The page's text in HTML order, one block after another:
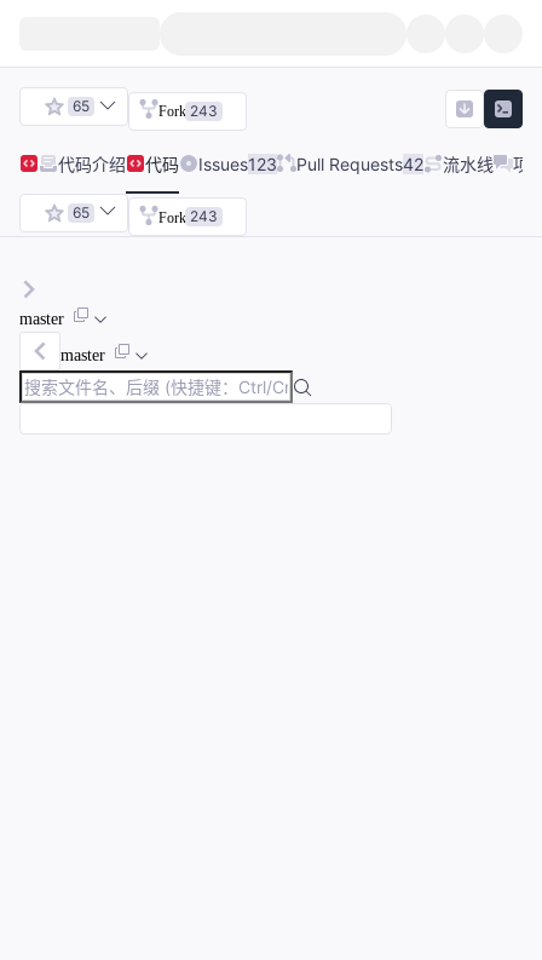
65 Fork 243
代码介绍 代码 Issues123 Pull Requests42 流水线 项
65 Fork 243
master
master